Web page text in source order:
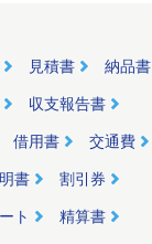
見積書 納品書
収支報告書
借用書 交通費
書 割引券
ト 精算書